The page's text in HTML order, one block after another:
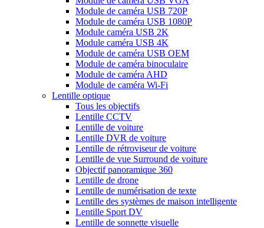
Module de caméra USB 720P
Module de caméra USB 1080P
Module caméra USB 2K
Module caméra USB 4K
Module de caméra USB OEM
Module de caméra binoculaire
Module de caméra AHD
Module de caméra Wi-Fi
Lentille optique
Tous les objectifs
Lentille CCTV
Lentille de voiture
Lentille DVR de voiture
Lentille de rétroviseur de voiture
Lentille de vue Surround de voiture
Objectif panoramique 360
Lentille de drone
Lentille de numérisation de texte
Lentille des systèmes de maison intelligente
Lentille Sport DV
Lentille de sonnette visuelle